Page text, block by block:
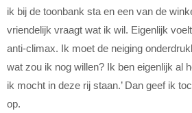
ik bij de toonbank sta en een van de
vriendelijk vraagt wat ik wil. Eigenlijk
anti-climax. Ik moet de neiging
wat zou ik nog willen? Ik ben eigenlijk al
ik mocht in deze rij staan.’ Dan geef ik
op.